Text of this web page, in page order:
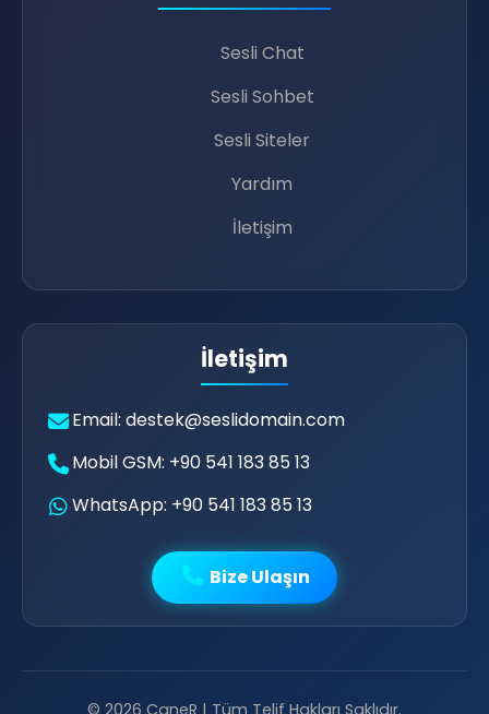
🎈
👨‍💻
Sesli Chat
Sesli Sohbet
Sesli Siteler
Yardım
İletişim
İletişim
Email: destek@seslidomain.com
Mobil GSM: +90 541 183 85 13
WhatsApp: +90 541 183 85 13
Bize Ulaşın
© 2026 CaneR | Tüm Telif Hakları Saklıdır.